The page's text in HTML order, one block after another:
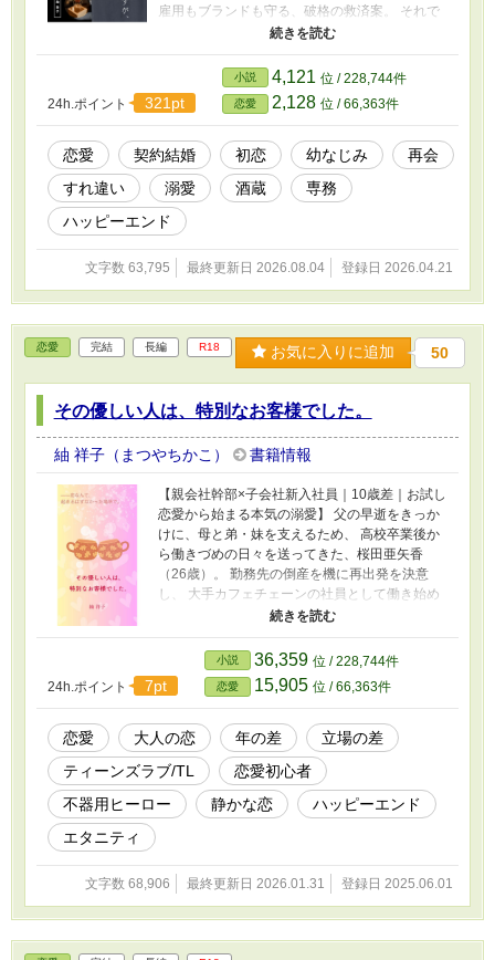
雇用もブランドも守る、破格の救済案。 それで
も雪乃は、ただ守られるだけの未来を拒み、自
除しようとし、追い詰められた雪乃に洸一郎が
突きつけたのは――契約結婚。 「おまえをこの
蔵から追い出させないためだ」 仕事では容赦な
く厳しいのに、二人きりになると触れる指先は
熱を帯びる。 かつて手放した初恋と、守るべき
居場所。 そのどちらも、もう失いたくない――
奪われるはずだったすべてを、なぜか彼が守っ
てくる。 敵対関係から始まる、再会×契約結婚の
溺愛再生ロマンス。
24h.ポイント 321pt
小説 4,121 位 / 228,744件
恋愛 2,128 位 / 66,363件
恋愛 契約結婚 初恋 幼なじみ
再会
すれ違い
溺愛 酒蔵
専務
ハッピーエンド
文字数 63,795 最終更新日 2026.08.04 登録日 2026.04.21
恋愛 完結 長編 R18 お気に入りに追加 50
その優しい人は、特別なお客様でした。
紬 祥子（まつやちかこ） 書籍情報
【親会社幹部×子会社新入社員｜10歳差｜お試し
恋愛から始まる本気の溺愛】 父の早逝をきっか
けに、母と弟・妹を支えるため、 高校卒業後か
ら働きづめの日々を送ってきた、桜田亜矢香
（26歳）。 勤務先の倒産を機に再出発を決意
し、 大手カフェチェーンの社員として働き始め
た彼女が出会ったのは、 優しい雰囲気と親しみ
正体は、なんとカフェ親会社の幹部、吉羽俊輔
（36歳）。 俊輔の穏やかな眼差しと、不器用な
アプローチに、 恋愛に疎い亜矢香の心は少しず
つ変わり、彼に惹かれていく。 そんな中、俊輔
の「跡取りとして引き取られた養子」という過
去と重圧を知って…… 年齢差や立場の違いに戸
惑いつつも、信頼を育みながら惹かれ合い、
「誰かのため」ではなく「自分の幸せ」を決め
ていく二人の、 現代の身分差＆歳の差ラブスト
ます！★
24h.ポイント 7pt
小説 36,359 位 / 228,744件
恋愛 15,905 位 / 66,363件
恋愛 大人の恋 年の差
立場の差
ティーンズラブ/TL
恋愛初心者
不器用ヒーロー
静かな恋
ハッピーエンド
エタニティ
文字数 68,906 最終更新日 2026.01.31 登録日 2025.06.01